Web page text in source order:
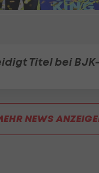
Titel bei
NEWS